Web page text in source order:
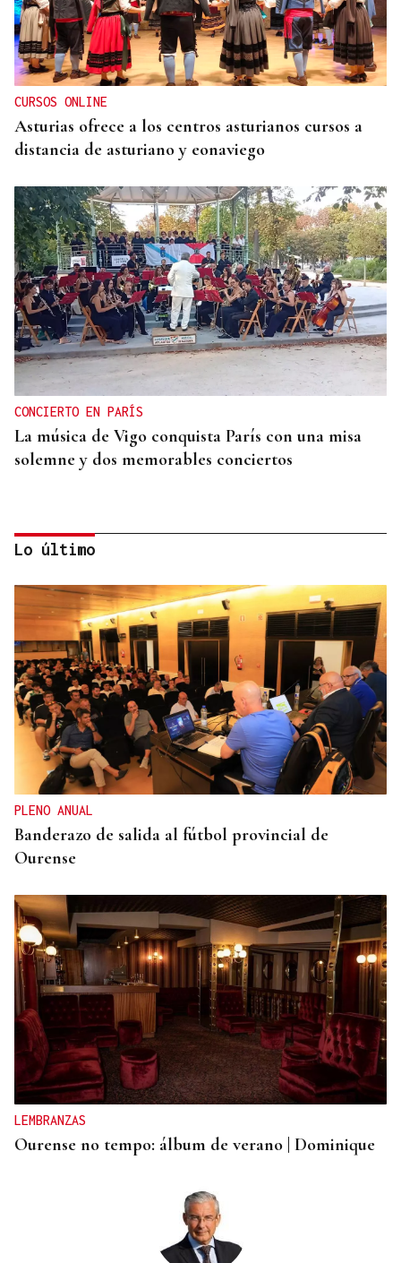
CURSOS ONLINE
Asturias ofrece a los centros asturianos cursos a
distancia de asturiano y eonaviego
CONCIERTO EN PARÍS
La música de Vigo conquista París con una misa
solemne y dos memorables conciertos
DIA DE GALICIA
El Día de Galicia en el Centro Galicia de Buenos
Aires
Lo último
PLENO ANUAL
Banderazo de salida al fútbol provincial de
Ourense
LEMBRANZAS
Ourense no tempo: álbum de verano | Dominique